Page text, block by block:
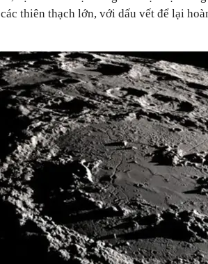
thiên thạch lớn, với dấu vết để lại